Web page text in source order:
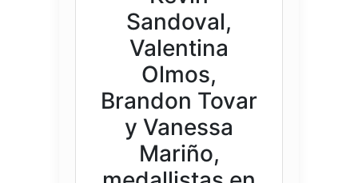
Sandoval,
Valentina
Olmos,
Brandon Tovar
y Vanessa
Mariño,